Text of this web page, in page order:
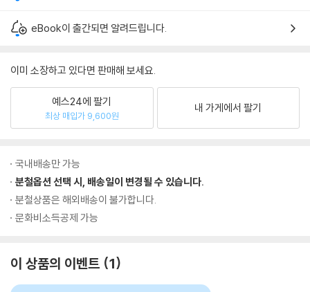
eBook이 출간되면 알려드립니다.
이미 소장하고 있다면 판매해 보세요.
예스24에 팔기
최상 매입가 9,600원
내 가게에서 팔기
국내배송만 가능
분철옵션 선택 시, 배송일이 변경될 수 있습니다.
분철상품은 해외배송이 불가합니다.
문화비소득공제 가능
이 상품의 이벤트 1